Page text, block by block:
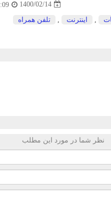
1400/02/14
اینترنت تلفن همراه
نظر شما در مورد این مطلب